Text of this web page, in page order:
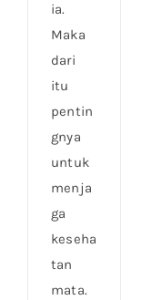
ia.
Maka
dari
itu
pentin
gnya
untuk
menja
ga
keseha
tan
mata.